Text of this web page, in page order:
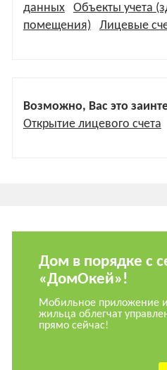
данных
Объекты учета
помещения)
Лицевые
Возможно, Вас это
Открытие лицевого счета
Дом в порядке с
«ДомОкей»!
Мобильное приложение
жильца облегчат
прямо сейчас!